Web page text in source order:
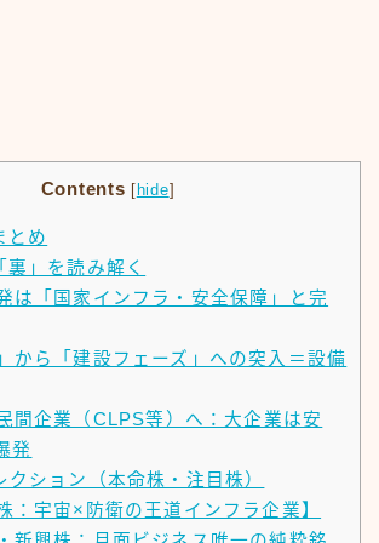
Contents [ hide]
とめ
裏」を読み解く
は「国家インフラ・安全保障」と完
から「建設フェーズ」への突入＝設備
間企業（CLPS等）へ：大企業は安
発
クション（本命株・注目株）
：宇宙×防衛の王道インフラ企業】